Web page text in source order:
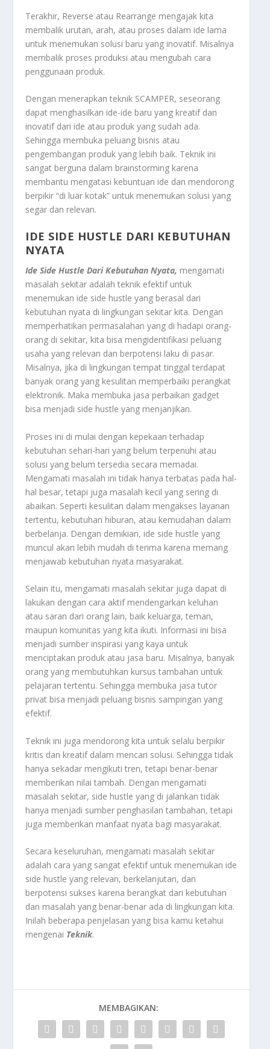
Terakhir, Reverse atau Rearrange mengajak kita
membalik urutan, arah, atau proses dalam ide lama
untuk menemukan solusi baru yang inovatif. Misalnya
membalik proses produksi atau mengubah cara
penggunaan produk.
Dengan menerapkan teknik SCAMPER, seseorang
dapat menghasilkan ide-ide baru yang kreatif dan
inovatif dari ide atau produk yang sudah ada.
Sehingga membuka peluang bisnis atau
pengembangan produk yang lebih baik. Teknik ini
sangat berguna dalam brainstorming karena
membantu mengatasi kebuntuan ide dan mendorong
berpikir “di luar kotak” untuk menemukan solusi yang
segar dan relevan.
IDE SIDE HUSTLE DARI KEBUTUHAN
NYATA
Ide Side Hustle Dari Kebutuhan Nyata, mengamati
masalah sekitar adalah teknik efektif untuk
menemukan ide side hustle yang berasal dari
kebutuhan nyata di lingkungan sekitar kita. Dengan
memperhatikan permasalahan yang di hadapi orang-
orang di sekitar, kita bisa mengidentifikasi peluang
usaha yang relevan dan berpotensi laku di pasar.
Misalnya, jika di lingkungan tempat tinggal terdapat
banyak orang yang kesulitan memperbaiki perangkat
elektronik. Maka membuka jasa perbaikan gadget
bisa menjadi side hustle yang menjanjikan.
Proses ini di mulai dengan kepekaan terhadap
kebutuhan sehari-hari yang belum terpenuhi atau
solusi yang belum tersedia secara memadai.
Mengamati masalah ini tidak hanya terbatas pada hal-
hal besar, tetapi juga masalah kecil yang sering di
abaikan. Seperti kesulitan dalam mengakses layanan
tertentu, kebutuhan hiburan, atau kemudahan dalam
berbelanja. Dengan demikian, ide side hustle yang
muncul akan lebih mudah di terima karena memang
menjawab kebutuhan nyata masyarakat.
Selain itu, mengamati masalah sekitar juga dapat di
lakukan dengan cara aktif mendengarkan keluhan
atau saran dari orang lain, baik keluarga, teman,
maupun komunitas yang kita ikuti. Informasi ini bisa
menjadi sumber inspirasi yang kaya untuk
menciptakan produk atau jasa baru. Misalnya, banyak
orang yang membutuhkan kursus tambahan untuk
pelajaran tertentu. Sehingga membuka jasa tutor
privat bisa menjadi peluang bisnis sampingan yang
efektif.
Teknik ini juga mendorong kita untuk selalu berpikir
kritis dan kreatif dalam mencari solusi. Sehingga tidak
hanya sekadar mengikuti tren, tetapi benar-benar
memberikan nilai tambah. Dengan mengamati
masalah sekitar, side hustle yang di jalankan tidak
hanya menjadi sumber penghasilan tambahan, tetapi
juga memberikan manfaat nyata bagi masyarakat.
Secara keseluruhan, mengamati masalah sekitar
adalah cara yang sangat efektif untuk menemukan ide
side hustle yang relevan, berkelanjutan, dan
berpotensi sukses karena berangkat dari kebutuhan
dan masalah yang benar-benar ada di lingkungan kita.
Inilah beberapa penjelasan yang bisa kamu ketahui
mengenai Teknik.
MEMBAGIKAN: